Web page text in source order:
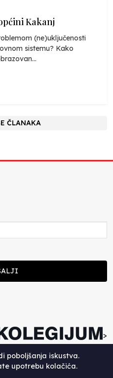
Kakanj
(ne)uključenosti
sistemu? Kako
ČLANAKA
>
Copyright (c) 2026. Školegijum.
poboljšanja iskustva.
upotrebu kolačića.